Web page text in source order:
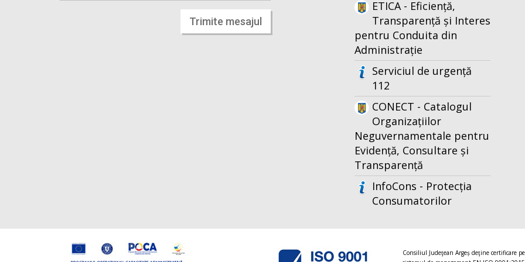
Trimite mesajul
ETICA - Eficiență,
Transparență și Interes
pentru Conduita din
Administrație
Serviciul de urgență
112
CONECT - Catalogul
Organizațiilor
Neguvernamentale pentru
Evidență, Consultare și
Transparență
InfoCons - Protecția
Consumatorilor
Consiliul Judeţean Argeș deţine certificare